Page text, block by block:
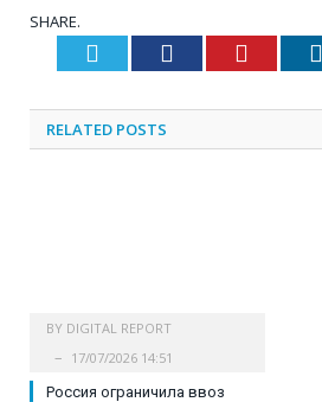
SHARE.
Twitter Facebook Pinterest
RELATED POSTS
BY DIGITAL REPORT
17/07/2026 14:51
Россия ограничила ввоз